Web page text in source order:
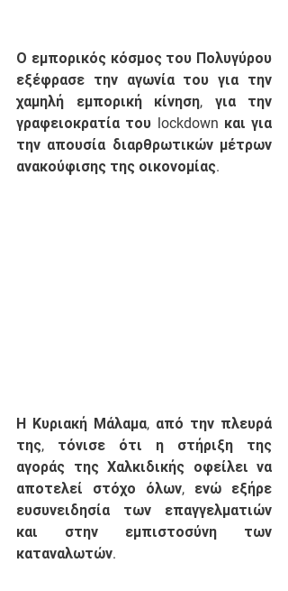
Ο εμπορικός κόσμος του Πολυγύρου
εξέφρασε την αγωνία του για την
χαμηλή εμπορική κίνηση, για την
γραφειοκρατία του lockdown και για
την απουσία διαρθρωτικών μέτρων
ανακούφισης της οικονομίας.
Η Κυριακή Μάλαμα, από την πλευρά
της, τόνισε ότι η στήριξη της
αγοράς της Χαλκιδικής οφείλει να
αποτελεί στόχο όλων, ενώ εξήρε
ευσυνειδησία των επαγγελματιών
και στην εμπιστοσύνη των
καταναλωτών.